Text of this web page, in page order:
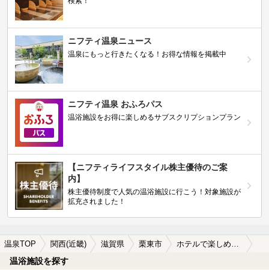
ニフティ温泉ニュース
温泉にもっと行きたくなる！お得な情報を掲載中
ニフティ温泉 おふろパス
温浴施設をお得に楽しめるサブスクリプションプラン
【ニフティライフスタイル株主優待のご案
内】
株主優待制度で人気の温浴施設に行こう！対象施設が
拡充されました！
温泉TOP 関西(近畿) 滋賀県 栗東市 ホテルで楽しめる栗東市の温泉、日帰り温泉、スーパー銭湯おすすめ
温浴施設を探す